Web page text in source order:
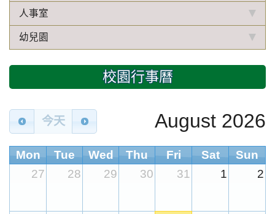
人事室
幼兒園
校園行事曆
今天 August 2026
Mon Tue Wed Thu Fri Sat
Sun
27
28 29 30 31 1 2